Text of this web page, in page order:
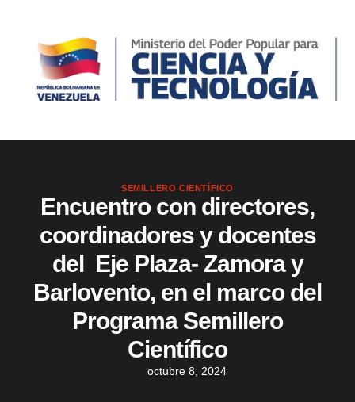
SEMILLERO CIENTÍFICO
Encuentro con directores,
coordinadores y docentes
del Eje Plaza- Zamora y
Barlovento, en el marco del
Programa Semillero
Científico
octubre 8, 2024